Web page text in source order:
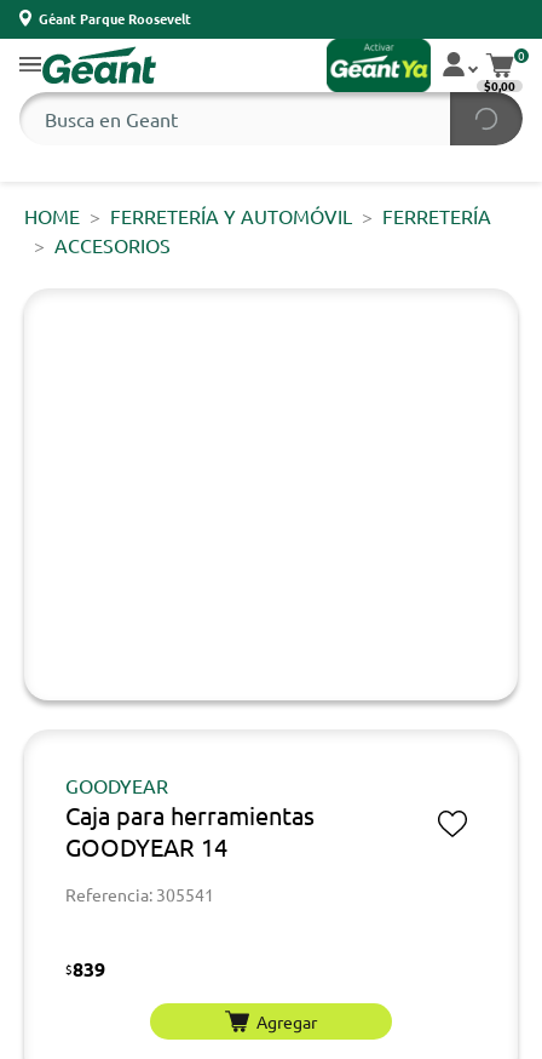
Géant Parque Roosevelt
0
$0,00
HOME FERRETERÍA Y AUTOMÓVIL
FERRETERÍA
ACCESORIOS
GOODYEAR
Caja para herramientas
GOODYEAR 14
Referencia: 305541
$839
Agregar